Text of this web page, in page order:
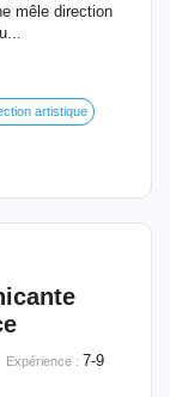
mêle direction
artistique
Expérience : 7-9